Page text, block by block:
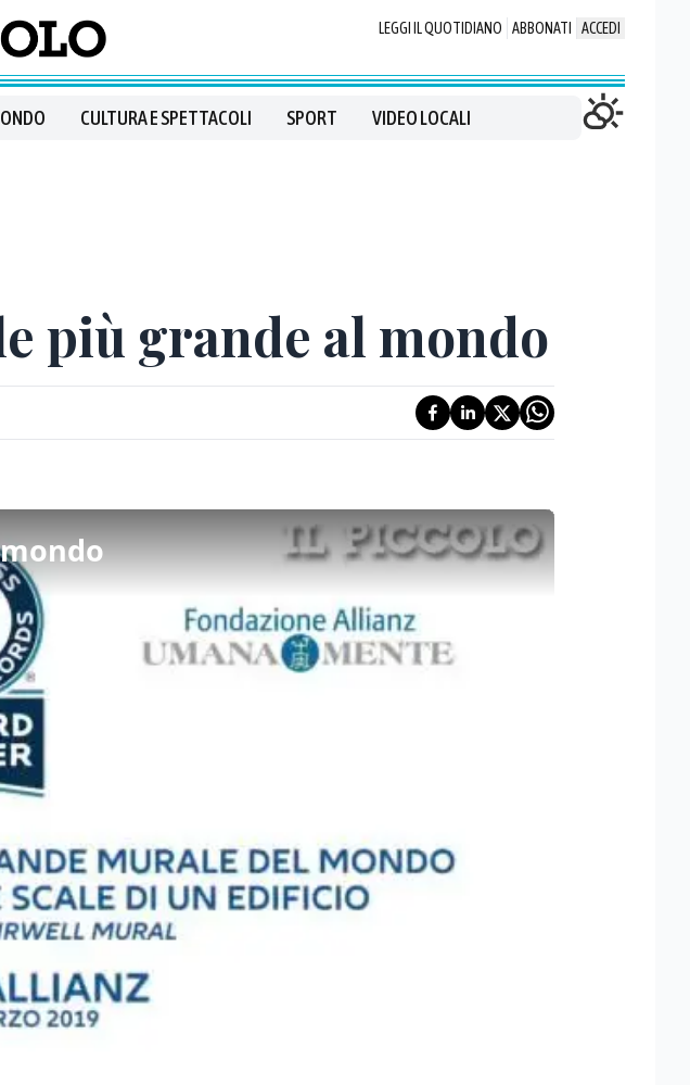
LEGGI IL QUOTIDIANO ABBONATI ACCEDI
CULTURA E SPETTACOLI SPORT VIDEO LOCALI
più grande al mondo